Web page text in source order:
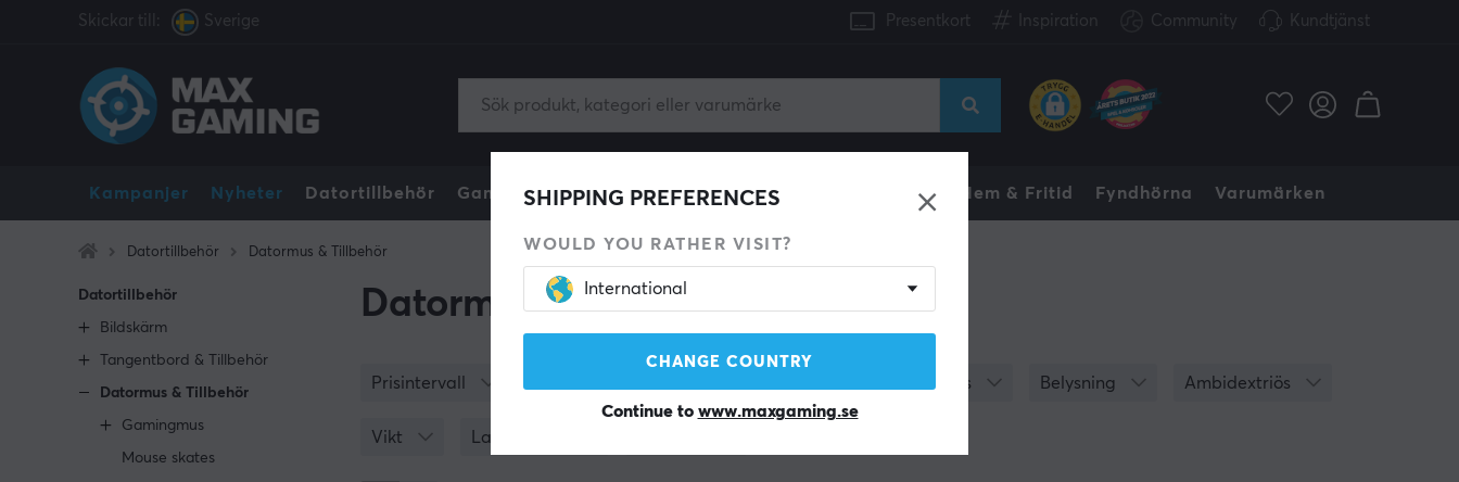
Skickar till: Sverige Presentkort Inspiration Community Kundtjänst
Kampanjer Nyheter Datortillbehör Gamingdator Konsol Gamingstol Mobiltillbehör Hem & Fritid Fyndhörna Varumärken
SHIPPING PREFERENCES
WOULD YOU RATHER VISIT?
International
CHANGE COUNTRY
Continue to www.maxgaming.se
Datortillbehör Datormus & Tillbehör
Datortillbehör
Bildskärm
Tangentbord & Tillbehör
Datormus & Tillbehör
Gamingmus
Mouse skates
Datormus & Tillbehör
Prisintervall Trådlös Belysning Ambidextriös
Vikt Lagerstatus